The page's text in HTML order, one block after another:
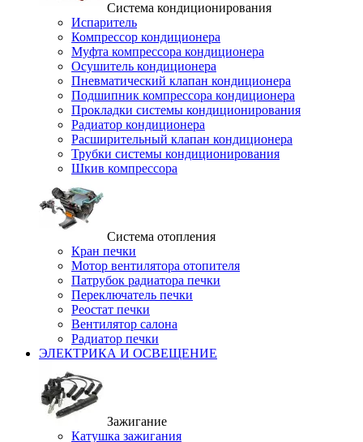
Система кондиционирования
Испаритель
Компрессор кондиционера
Муфта компрессора кондиционера
Осушитель кондиционера
Пневматический клапан кондиционера
Подшипник компрессора кондиционера
Прокладки системы кондиционирования
Радиатор кондиционера
Расширительный клапан кондиционера
Трубки системы кондиционирования
Шкив компрессора
Система отопления
Кран печки
Мотор вентилятора отопителя
Патрубок радиатора печки
Переключатель печки
Реостат печки
Вентилятор салона
Радиатор печки
ЭЛЕКТРИКА И ОСВЕЩЕНИЕ
Зажигание
Катушка зажигания